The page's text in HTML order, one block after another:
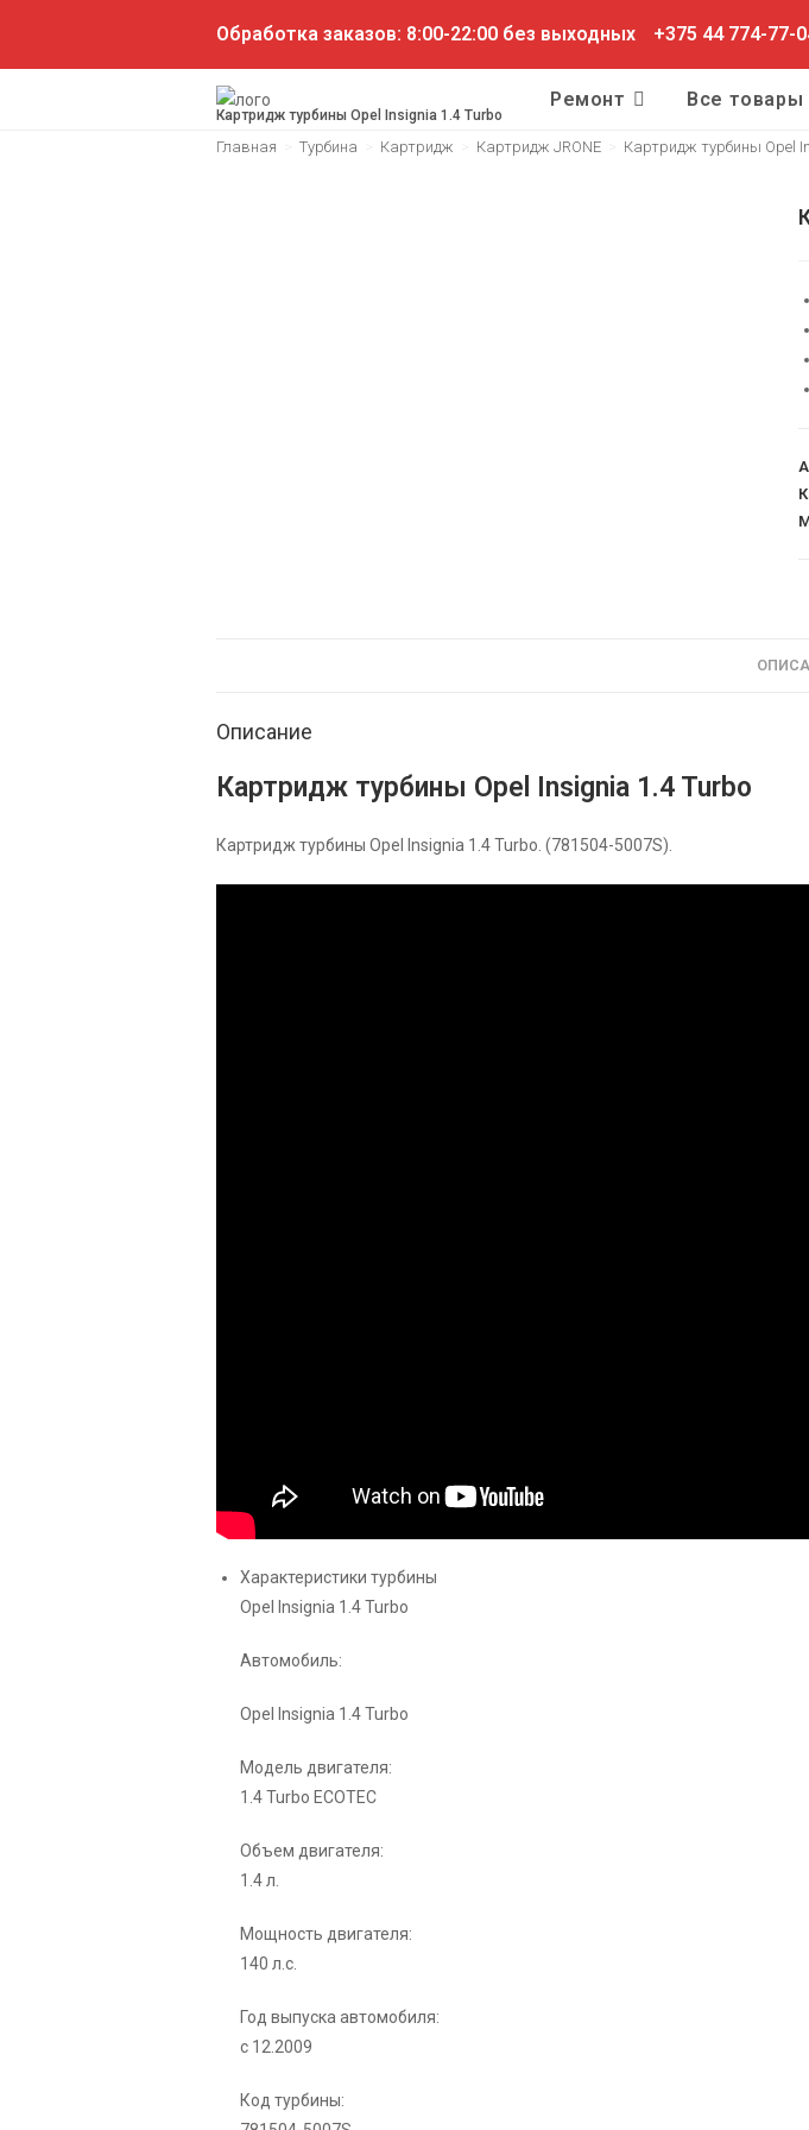
Обработка заказов: 8:00-22:00 без выходных +375 44 774-77-
Ремонт Все товары
Картридж турбины Opel Insignia 1.4 Turbo
Главная Турбина Картридж Картридж JRONE Картридж турбины Opel
Описание
Картридж турбины Opel Insignia 1.4 Turbo
Картридж турбины Opel Insignia 1.4 Turbo. (781504-5007S).
Характеристики турбины
Opel Insignia 1.4 Turbo
Автомобиль:
Opel Insignia 1.4 Turbo
Модель двигателя:
1.4 Turbo ECOTEC
Объем двигателя:
1.4 л.
Мощность двигателя:
140 л.с.
Год выпуска автомобиля:
с 12.2009
Код турбины: